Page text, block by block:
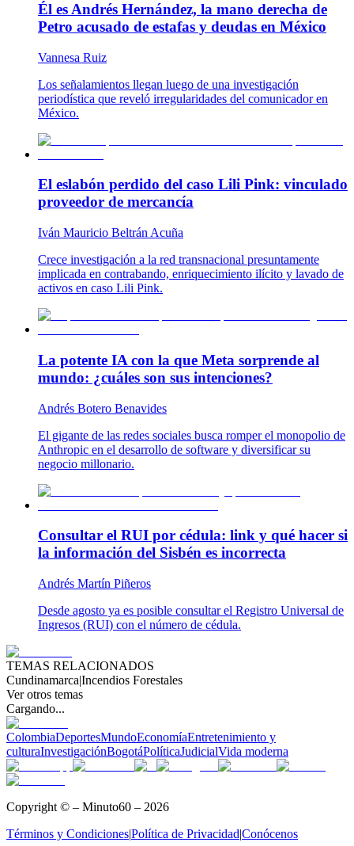
Él es Andrés Hernández, la mano derecha de
Petro acusado de estafas y deudas en México
Vannesa Ruiz
Los señalamientos llegan luego de una investigación
periodística que reveló irregularidades del comunicador en
México.
El eslabón perdido del caso Lili Pink: vinculado
proveedor de mercancía
Iván Mauricio Beltrán Acuña
Crece investigación a la red transnacional presuntamente
implicada en contrabando, enriquecimiento ilícito y lavado de
activos en caso Lili Pink.
La potente IA con la que Meta sorprende al
mundo: ¿cuáles son sus intenciones?
Andrés Botero Benavides
El gigante de las redes sociales busca romper el monopolio de
Anthropic en el desarrollo de software y diversificar su
negocio millonario.
Consultar el RUI por cédula: link y qué hacer si
la información del Sisbén es incorrecta
Andrés Martín Piñeros
Desde agosto ya es posible consultar el Registro Universal de
Ingresos (RUI) con el número de cédula.
TEMAS RELACIONADOS
Cundinamarca|Incendios Forestales
Ver otros temas
Cargando...
ColombiaDeportesMundoEconomíaEntretenimiento y
culturaInvestigaciónBogotáPolíticaJudicialVida moderna
Copyright © – Minuto60 – 2026
Términos y Condiciones|Política de Privacidad|Conócenos